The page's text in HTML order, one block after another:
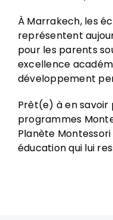
À Marrakech, les
représentent
pour les parents
excellence
développement
Prêt(e) à en savoir
programmes
Planète
éducation qui lui